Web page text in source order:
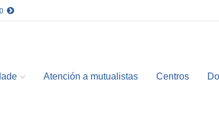
Atención a mutualistas Centros